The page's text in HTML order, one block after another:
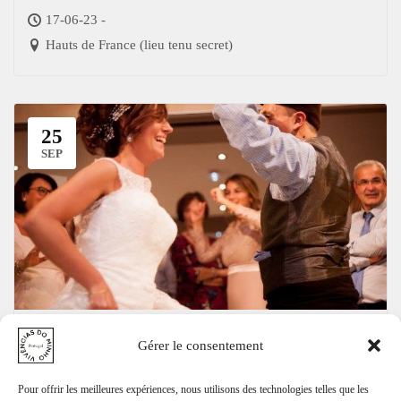
Gérer le consentement
Pour offrir les meilleures expériences, nous utilisons des technologies telles que les
17-06-23 -
Hauts de France (lieu tenu secret)
25
SEP
Animations mariage
-